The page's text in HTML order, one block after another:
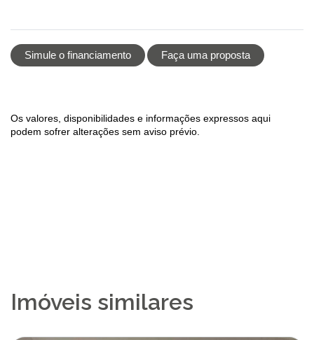
Simule o financiamento Faça uma proposta
Os valores, disponibilidades e informações expressos aqui
podem sofrer alterações sem aviso prévio.
Imóveis similares